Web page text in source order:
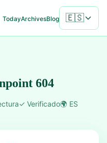
TodayArchivesBlog 🇪🇸
604
✓ Verificado🌍 ES